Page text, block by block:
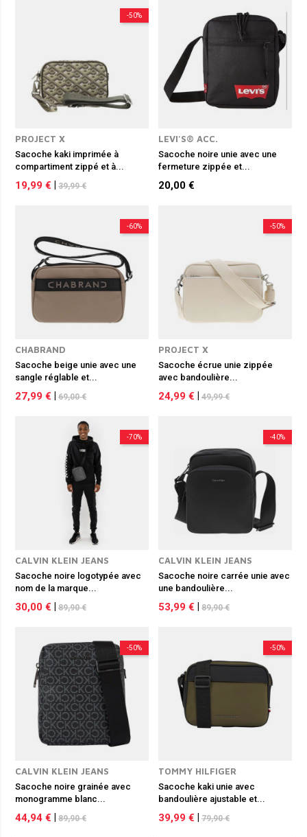
fonctionnelle et tendance.
-50%
PROJECT X
Sacoche kaki imprimée à
compartiment zippé et à...
19,99 € 39,99 €
LEVI'S® ACC.
Sacoche noire unie avec une
fermeture zippée et...
20,00 €
-60%
CHABRAND
Sacoche beige unie avec une
sangle réglable et...
27,99 € 69,00 €
-50%
PROJECT X
Sacoche écrue unie zippée
avec bandoulière...
24,99 € 49,99 €
-70%
CALVIN KLEIN JEANS
Sacoche noire logotypée avec
nom de la marque...
30,00 € 89,90 €
-40%
CALVIN KLEIN JEANS
Sacoche noire carrée unie avec
une bandoulière...
53,99 € 89,90 €
-50%
CALVIN KLEIN JEANS
Sacoche noire grainée avec
monogramme blanc...
44,94 € 89,90 €
-50%
TOMMY HILFIGER
Sacoche kaki unie avec
bandoulière ajustable et...
39,99 € 79,90 €